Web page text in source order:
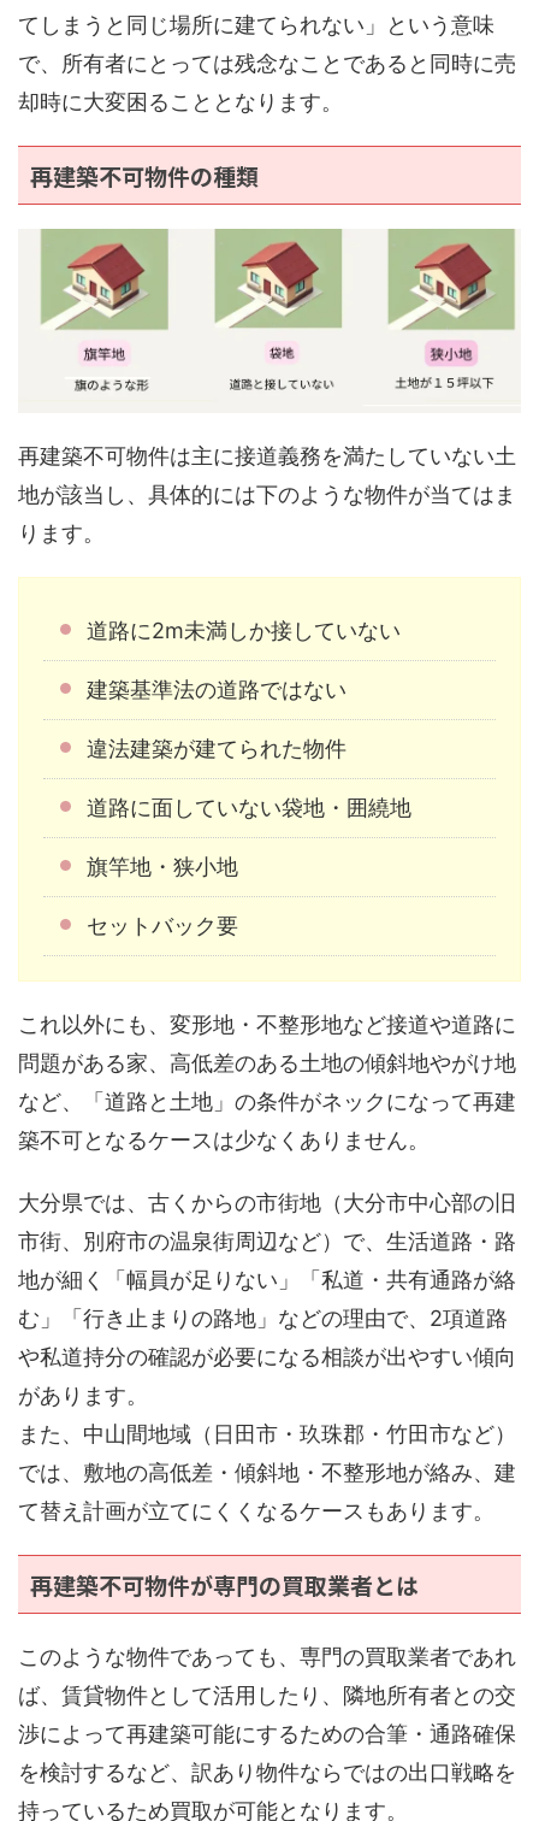
てしまうと同じ場所に建てられない」という意味
で、所有者にとっては残念なことであると同時に売
却時に大変困ることとなります。
再建築不可物件の種類
再建築不可物件は主に接道義務を満たしていない土
地が該当し、具体的には下のような物件が当てはま
ります。
道路に2m未満しか接していない
建築基準法の道路ではない
違法建築が建てられた物件
道路に面していない袋地・囲繞地
旗竿地・狭小地
セットバック要
これ以外にも、変形地・不整形地など接道や道路に
問題がある家、高低差のある土地の傾斜地やがけ地
など、「道路と土地」の条件がネックになって再建
築不可となるケースは少なくありません。
大分県では、古くからの市街地（大分市中心部の旧
市街、別府市の温泉街周辺など）で、生活道路・路
地が細く「幅員が足りない」「私道・共有通路が絡
む」「行き止まりの路地」などの理由で、2項道路
や私道持分の確認が必要になる相談が出やすい傾向
があります。
また、中山間地域（日田市・玖珠郡・竹田市など）
では、敷地の高低差・傾斜地・不整形地が絡み、建
て替え計画が立てにくくなるケースもあります。
再建築不可物件が専門の買取業者とは
このような物件であっても、専門の買取業者であれ
ば、賃貸物件として活用したり、隣地所有者との交
渉によって再建築可能にするための合筆・通路確保
を検討するなど、訳あり物件ならではの出口戦略を
持っているため買取が可能となります。